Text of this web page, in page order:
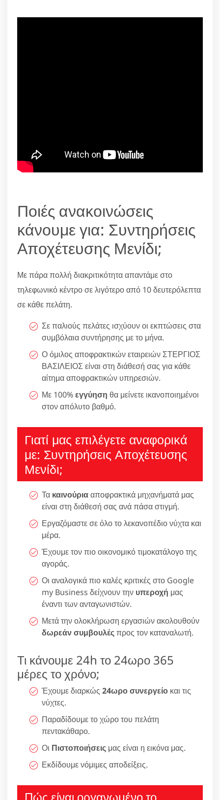
Ποιές ανακοινώσεις
κάνουμε για: Συντηρήσεις
Αποχέτευσης Μενίδι;
Με πάρα πολλή διακριτικότητα απαντάμε στο
τηλεφωνικό κέντρο σε λιγότερο από 10 δευτερόλεπτα
σε κάθε πελάτη.
Σε παλιούς πελάτες ισχύουν οι εκπτώσεις στα
συμβόλαια συντήρησης με το μήνα.
Ο όμιλος αποφρακτικών εταιρειών ΣΤΕΡΓΙΟΣ
ΒΑΣΙΛΕΙΟΣ είναι στη διάθεσή σας για κάθε
αίτημα αποφρακτικών υπηρεσιών.
Με 100%εγγύηση θα μείνετε ικανοποιημένοι
στον απόλυτο βαθμό.
Γιατί μας επιλέγετε αναφορικά
με: Συντηρήσεις Αποχέτευσης
Μενίδι;
Τα καινούριααποφρακτικά μηχανήματά μας
είναι στη διάθεσή σας ανά πάσα στιγμή.
Εργαζόμαστε σε όλο το λεκανοπέδιο νύχτα και
μέρα.
Έχουμε τον πιο οικονομικό τιμοκατάλογο της
αγοράς.
Οι αναλογικά πιο καλές κριτικές στο Google
my Business δείχνουν την υπεροχή μας
έναντι των ανταγωνιστών.
Μετά την ολοκλήρωση εργασιών ακολουθούν
δωρεάν συμβουλέςπρος τον καταναλωτή.
Τι κάνουμε 24h το 24ωρο 365
μέρες το χρόνο;
Έχουμε διαρκώς 24ωρο συνεργείο και τις
νύχτες.
Παραδίδουμε το χώρο του πελάτη
πεντακάθαρο.
Οι Πιστοποιήσεις μας είναι η εικόνα μας.
Εκδίδουμε νόμιμες αποδείξεις.